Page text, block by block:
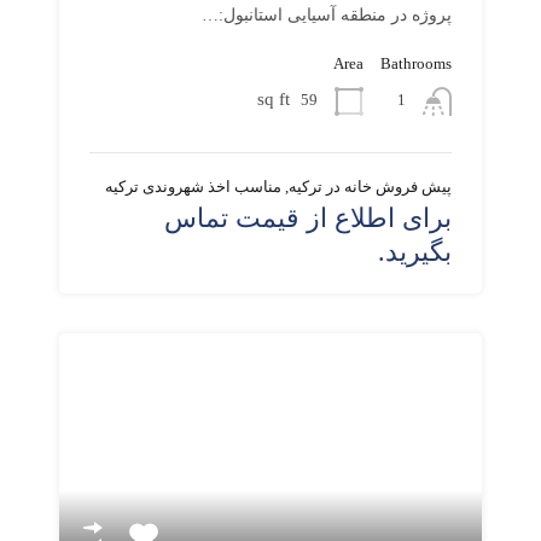
پروژه در منطقه آسیایی استانبول:…
Bathrooms
1
Area
59
sq ft
پیش فروش خانه در ترکیه, مناسب اخذ شهروندی ترکیه
برای اطلاع از قیمت تماس
بگیرید.